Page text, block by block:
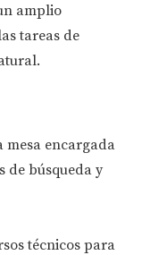
amplio
tareas de
encargada
de búsqueda y
técnicos para